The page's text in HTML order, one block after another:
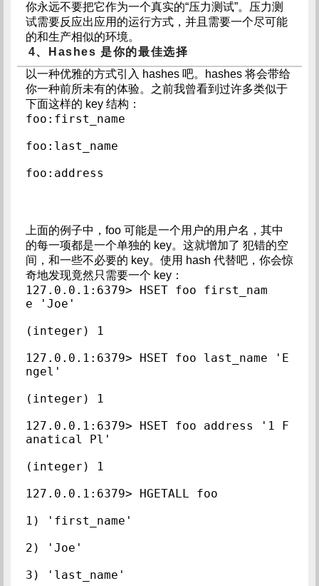
你永远不要把它作为一个真实的“压力测试”。压力测
试需要反应出应用的运行方式，并且需要一个尽可能
的和生产相似的环境。
4、Hashes 是你的最佳选择
以一种优雅的方式引入 hashes 吧。hashes 将会带给
你一种前所未有的体验。之前我曾看到过许多类似于
下面这样的 key 结构：
foo:first_name
foo:last_name
foo:address
上面的例子中，foo 可能是一个用户的用户名，其中
的每一项都是一个单独的 key。这就增加了 犯错的空
间，和一些不必要的 key。使用 hash 代替吧，你会惊
奇地发现竟然只需要一个 key：
127.0.0.1:6379> HSET foo first_nam
e 'Joe'
(integer) 1
127.0.0.1:6379> HSET foo last_name 'E
ngel'
(integer) 1
127.0.0.1:6379> HSET foo address '1 F
anatical Pl'
(integer) 1
127.0.0.1:6379> HGETALL foo
1) 'first_name'
2) 'Joe'
3) 'last_name'